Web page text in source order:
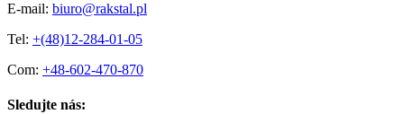
E-mail: biuro@rakstal.pl
Tel: +(48)12-284-01-05
Com: +48-602-470-870
Sledujte nás: